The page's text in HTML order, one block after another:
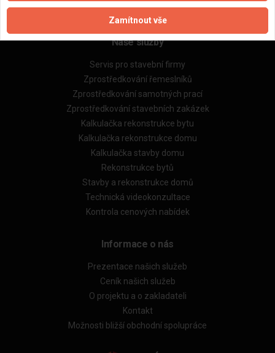
Naše excelové tabulky online
Naše služby
Servis pro stavební firmy
Zprostředkování řemeslníků
Zprostředkování samotných prací
Zprostředkování stavebních zakázek
Kalkulačka rekonstrukce bytu
Kalkulačka rekonstrukce domu
Kalkulačka stavby domu
Rekonstrukce bytů
Stavby a rekonstrukce domů
Technická videokonzultace
Kontrola cenových nabídek
Informace o nás
Prezentace našich služeb
Ceník našich služeb
O projektu a o zakladateli
Kontakt
Možnosti bližší obchodní spolupráce
Zamítnout vše